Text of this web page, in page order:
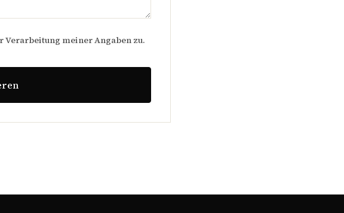
Verarbeitung meiner Angaben zu.